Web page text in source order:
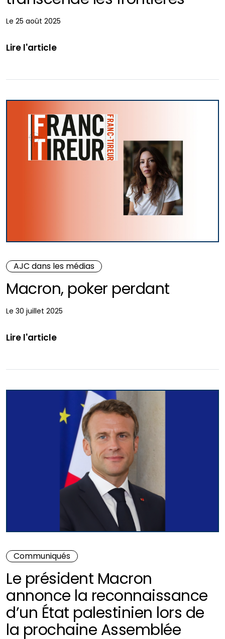
Le 25 août 2025
Lire l'article
AJC dans les médias
Macron, poker perdant
Le 30 juillet 2025
Lire l'article
Communiqués
Le président Macron
annonce la reconnaissance
d’un État palestinien lors de
la prochaine Assemblée